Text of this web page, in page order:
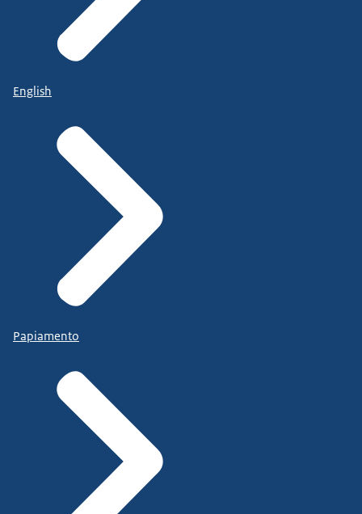
vrijdag in Brussel ben, wordt de wekelijkse
ministerraad verplaatst naar de maandag erop,
maandag 21 oktober.
English
Papiamento